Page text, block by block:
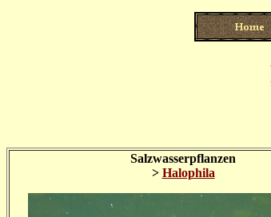
Salzwasserpflanzen
> Halophila